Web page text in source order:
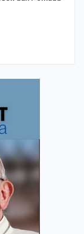
dan Pemuda